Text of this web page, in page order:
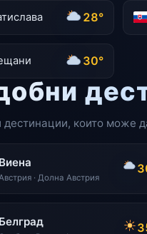
28°
30°
които може
Виена
Австрия · Долна Австрия
Белград